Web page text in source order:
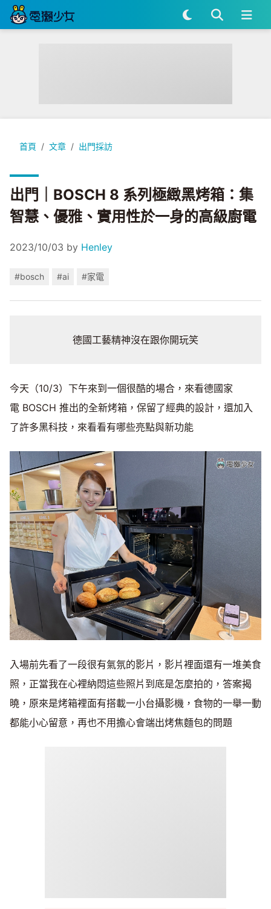
首頁 文章 出門採訪
出門｜BOSCH 8 系列極緻黑烤箱：集智慧、優雅、實用性於一
出門｜BOSCH 8 系列極緻黑烤箱：集
智慧、優雅、實用性於一身的高級廚電
2023/10/03 by Henley
#bosch #ai #家電
德國工藝精神沒在跟你開玩笑
今天（10/3）下午來到一個很酷的場合，來看德國家
電 BOSCH 推出的全新烤箱，保留了經典的設計，還加入
了許多黑科技，來看看有哪些亮點與新功能
入場前先看了一段很有氣氛的影片，影片裡面還有一堆美食
照，正當我在心裡納悶這些照片到底是怎麼拍的，答案揭
曉，原來是烤箱裡面有搭載一小台攝影機，食物的一舉一動
都能小心留意，再也不用擔心會端出烤焦麵包的問題